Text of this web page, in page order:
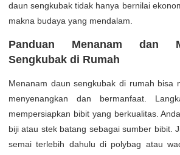
daun sengkubak tidak hanya bernilai
makna budaya yang mendalam.
Panduan Menanam dan
Sengkubak di Rumah
Menanam daun sengkubak di rumah bisa
menyenangkan dan bermanfaat.
mempersiapkan bibit yang berkualitas.
biji atau stek batang sebagai sumber bibit.
semai terlebih dahulu di polybag atau